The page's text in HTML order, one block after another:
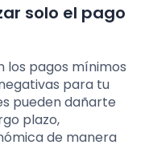
solo el pago
los pagos mínimos
para tu
pueden dañarte
plazo,
de manera